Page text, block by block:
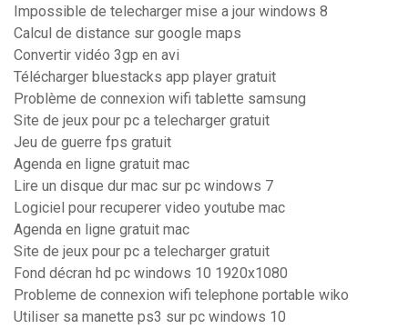
Impossible de telecharger mise a jour windows 8
Calcul de distance sur google maps
Convertir vidéo 3gp en avi
Télécharger bluestacks app player gratuit
Problème de connexion wifi tablette samsung
Site de jeux pour pc a telecharger gratuit
Jeu de guerre fps gratuit
Agenda en ligne gratuit mac
Lire un disque dur mac sur pc windows 7
Logiciel pour recuperer video youtube mac
Agenda en ligne gratuit mac
Site de jeux pour pc a telecharger gratuit
Fond décran hd pc windows 10 1920x1080
Probleme de connexion wifi telephone portable wiko
Utiliser sa manette ps3 sur pc windows 10